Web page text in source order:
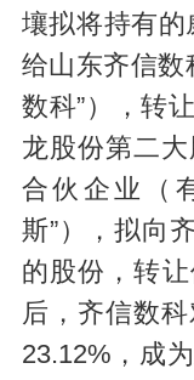
壤拟将持有的
给山东齐信数
数科”），转
龙股份第二
合伙企业（
斯”），拟向
的股份，转
后，齐信数
23.12%，成